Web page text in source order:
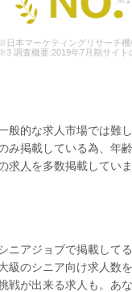
※日本マーケティングリサーチ
※3 調査概要:2019年7月期サイト
般的な求人市場では難
み掲載している為、年
求人 を多数掲載してい
ニアジョブで掲載して
級のシニア向け求人数
戦が出来る求人も。あ